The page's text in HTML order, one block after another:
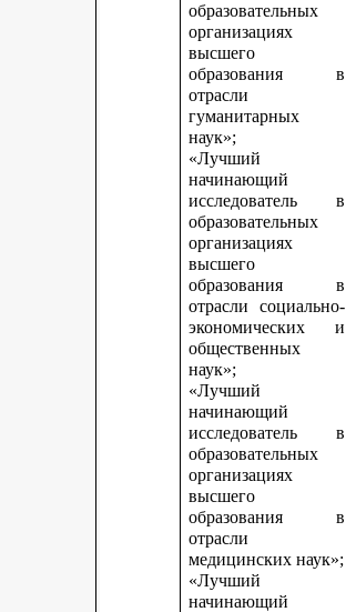
образовательных
организациях
высшего
образования в
отрасли
гуманитарных
наук»;
«Лучший
начинающий
исследователь в
образовательных
организациях
высшего
образования в
отрасли социально-
экономических и
общественных
наук»;
«Лучший
начинающий
исследователь в
образовательных
организациях
высшего
образования в
отрасли
медицинских наук»;
«Лучший
начинающий